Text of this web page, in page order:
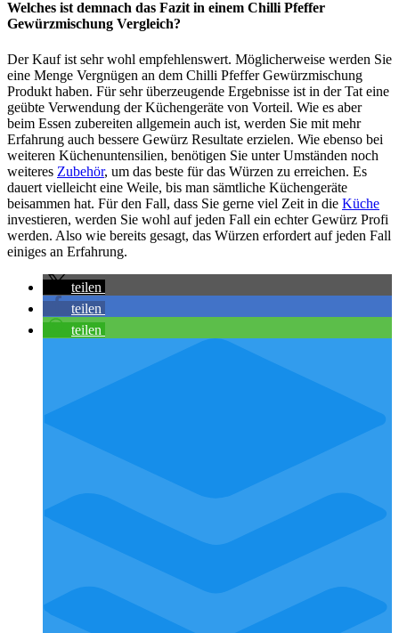
Welches ist demnach das Fazit in einem Chilli Pfeffer
Gewürzmischung Vergleich?
Der Kauf ist sehr wohl empfehlenswert. Möglicherweise werden Sie
eine Menge Vergnügen an dem Chilli Pfeffer Gewürzmischung
Produkt haben. Für sehr überzeugende Ergebnisse ist in der Tat eine
geübte Verwendung der Küchengeräte von Vorteil. Wie es aber
beim Essen zubereiten allgemein auch ist, werden Sie mit mehr
Erfahrung auch bessere Gewürz Resultate erzielen. Wie ebenso bei
weiteren Küchenuntensilien, benötigen Sie unter Umständen noch
weiteres Zubehör, um das beste für das Würzen zu erreichen. Es
dauert vielleicht eine Weile, bis man sämtliche Küchengeräte
beisammen hat. Für den Fall, dass Sie gerne viel Zeit in die Küche
investieren, werden Sie wohl auf jeden Fall ein echter Gewürz Profi
werden. Also wie bereits gesagt, das Würzen erfordert auf jeden Fall
einiges an Erfahrung.
teilen
teilen
teilen